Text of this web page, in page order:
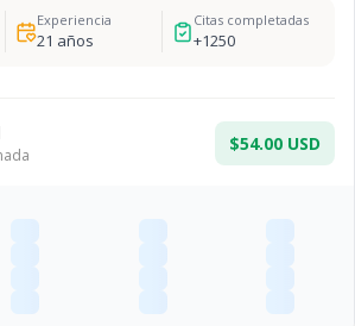
Experiencia
21 años
Citas completadas
+1250
$54.00 USD